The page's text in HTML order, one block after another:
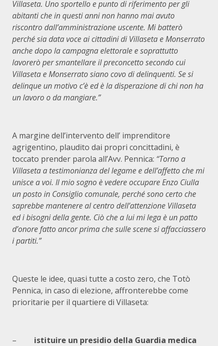
Villaseta. Uno sportello e punto di riferimento per gli
abitanti che in questi anni non hanno mai avuto
riscontro dall’amministrazione uscente. Mi batterò
perché sia data voce ai cittadini di Villaseta e Monserrato
anche dopo la campagna elettorale e soprattutto
lavorerò per smantellare il preconcetto secondo cui
Villaseta e Monserrato siano covo di delinquenti. Se si
delinque un motivo c’è ed è la disperazione di chi non ha
un lavoro o da mangiare.”
A margine dell’intervento dell’ imprenditore
agrigentino, plaudito dai propri concittadini, è
toccato prender parola all’Avv. Pennica: “Torno a
Villaseta a testimonianza del legame e dell’affetto che mi
unisce a voi. Il mio sogno è vedere occupare Enzo Ciulla
un posto in Consiglio comunale, perché sono certo che
saprebbe mantenere al centro dell’attenzione Villaseta
ed i bisogni della gente. Ciò che a lui mi lega è un patto
d’onore fatto ancor prima che sulle scene si affacciassero
i partiti.”
Queste le idee, quasi tutte a costo zero, che Totò
Pennica, in caso di elezione, affronterebbe come
prioritarie per il quartiere di Villaseta:
–
istituire un presidio della Guardia medica